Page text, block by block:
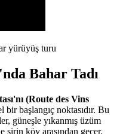
yürüyüş turu
Bahar Tadı
(Route des Vins
başlangıç noktasıdır. Bu
güneşle yıkanmış üzüm
şirin köy arasından geçer.